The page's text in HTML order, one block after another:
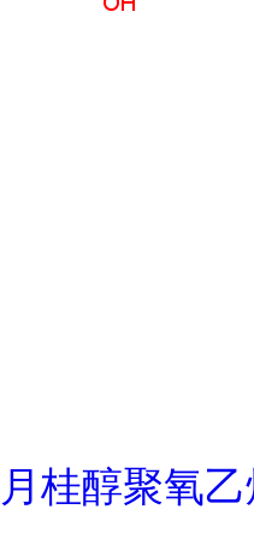
月桂醇聚氧